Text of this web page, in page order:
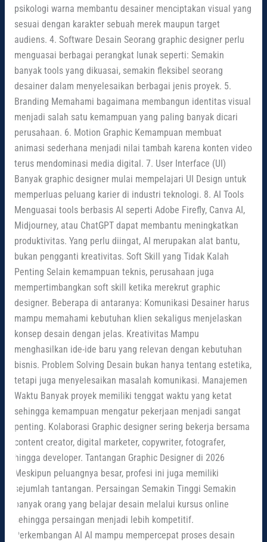
psikologi warna membantu desainer menciptakan visual yang
sesuai dengan karakter sebuah merek maupun target
audiens. 4. Software Desain Seorang graphic designer perlu
menguasai berbagai perangkat lunak seperti: Semakin
banyak tools yang dikuasai, semakin fleksibel seorang
desainer dalam menyelesaikan berbagai jenis proyek. 5.
Branding Memahami bagaimana membangun identitas visual
menjadi salah satu kemampuan yang paling banyak dicari
perusahaan. 6. Motion Graphic Kemampuan membuat
animasi sederhana menjadi nilai tambah karena konten video
terus mendominasi media digital. 7. User Interface (UI)
Banyak graphic designer mulai mempelajari UI Design untuk
memperluas peluang karier di industri teknologi. 8. AI Tools
Menguasai tools berbasis AI seperti Adobe Firefly, Canva AI,
Midjourney, atau ChatGPT dapat membantu meningkatkan
produktivitas. Yang perlu diingat, AI merupakan alat bantu,
bukan pengganti kreativitas. Soft Skill yang Tidak Kalah
Penting Selain kemampuan teknis, perusahaan juga
mempertimbangkan soft skill ketika merekrut graphic
designer. Beberapa di antaranya: Komunikasi Desainer harus
mampu memahami kebutuhan klien sekaligus menjelaskan
konsep desain dengan jelas. Kreativitas Mampu
menghasilkan ide-ide baru yang relevan dengan kebutuhan
bisnis. Problem Solving Desain bukan hanya tentang estetika,
tetapi juga menyelesaikan masalah komunikasi. Manajemen
Waktu Banyak proyek memiliki tenggat waktu yang ketat
sehingga kemampuan mengatur pekerjaan menjadi sangat
penting. Kolaborasi Graphic designer sering bekerja bersama
content creator, digital marketer, copywriter, fotografer,
hingga developer. Tantangan Graphic Designer di 2026
Meskipun peluangnya besar, profesi ini juga memiliki
sejumlah tantangan. Persaingan Semakin Tinggi Semakin
banyak orang yang belajar desain melalui kursus online
sehingga persaingan menjadi lebih kompetitif.
Perkembangan AI AI mampu mempercepat proses desain